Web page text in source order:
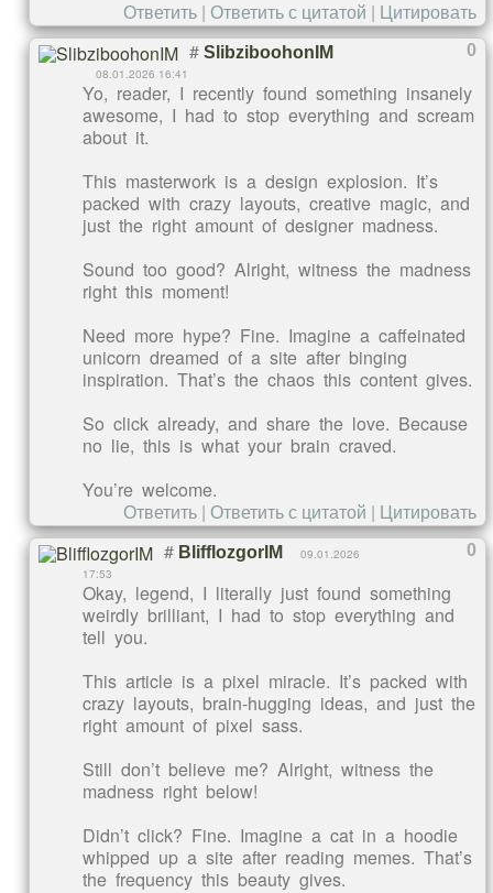
Ответить | Ответить с цитатой | Цитировать
0
# SlibziboohonIM
08.01.2026 16:41
Yo, reader, I recently found something insanely
awesome, I had to stop everything and scream
about it.
This masterwork is a design explosion. It’s
packed with crazy layouts, creative magic, and
just the right amount of designer madness.
Sound too good? Alright, witness the madness
right this moment!
Need more hype? Fine. Imagine a caffeinated
unicorn dreamed of a site after binging
inspiration. That’s the chaos this content gives.
So click already, and share the love. Because
no lie, this is what your brain craved.
You’re welcome.
Ответить | Ответить с цитатой | Цитировать
0
# BlifflozgorIM
09.01.2026
17:53
Okay, legend, I literally just found something
weirdly brilliant, I had to stop everything and
tell you.
This article is a pixel miracle. It’s packed with
crazy layouts, brain-hugging ideas, and just the
right amount of pixel sass.
Still don’t believe me? Alright, witness the
madness right below!
Didn’t click? Fine. Imagine a cat in a hoodie
whipped up a site after reading memes. That’s
the frequency this beauty gives.